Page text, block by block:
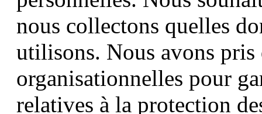
nous collectons quelles
utilisons. Nous avons pris
organisationnelles pour
relatives à la protection